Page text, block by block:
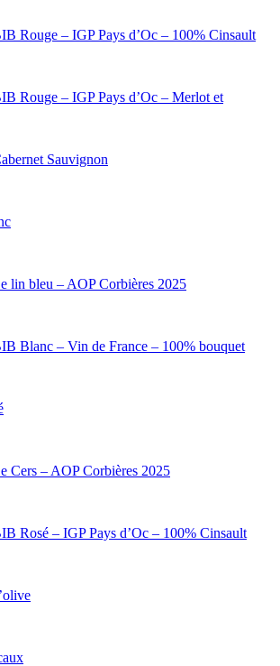
Rouge – IGP Pays d’Oc – 100% Cinsault
Rouge – IGP Pays d’Oc – Merlot et
Sauvignon
lin bleu – AOP Corbières 2025
Blanc – Vin de France – 100% bouquet
Cers – AOP Corbières 2025
Rosé – IGP Pays d’Oc – 100% Cinsault